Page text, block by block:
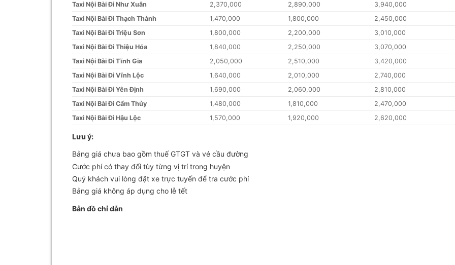
Taxi Nội Bài Đi Như Xuân
2,370,000 2,890,000
3,940,000
Taxi Nội Bài Đi Thạch Thành
1,470,000 1,800,000
2,450,000
Taxi Nội Bài Đi Triệu Sơn
1,800,000 2,200,000
3,010,000
Taxi Nội Bài Đi Thiệu Hóa
1,840,000 2,250,000
3,070,000
Taxi Nội Bài Đi Tĩnh Gia
2,050,000 2,510,000
3,420,000
Taxi Nội Bài Đi Vĩnh Lộc
1,640,000 2,010,000
2,740,000
Taxi Nội Bài Đi Yên Định
1,690,000 2,060,000
2,810,000
Taxi Nội Bài Đi Cẩm Thủy
1,480,000 1,810,000
2,470,000
Taxi Nội Bài Đi Hậu Lộc
1,570,000 1,920,000 2,620,000
Lưu ý:
Bảng giá chưa bao gồm thuế GTGT và vé cầu đường
Cước phí có thay đổi tùy từng vị trí trong huyện
Quý khách vui lòng đặt xe trực tuyến để tra cước phí
Bảng giá không áp dụng cho lễ tết
Bản đồ chỉ dẫn